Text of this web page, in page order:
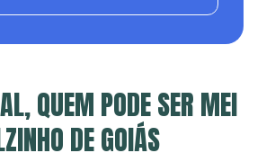
QUEM PODE SER MEI
DE GOIÁS